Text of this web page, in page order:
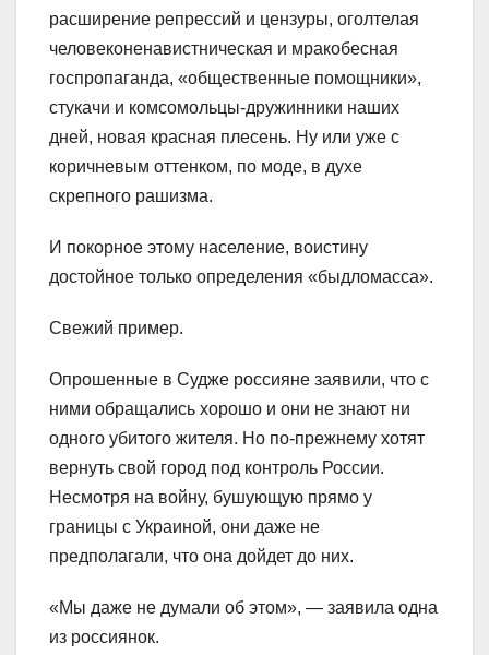
расширение репрессий и цензуры, оголтелая
человеконенавистническая и мракобесная
госпропаганда, «общественные помощники»,
стукачи и комсомольцы-дружинники наших
дней, новая красная плесень. Ну или уже с
коричневым оттенком, по моде, в духе
скрепного рашизма.
И покорное этому население, воистину
достойное только определения «быдломасса».
Свежий пример.
Опрошенные в Судже россияне заявили, что с
ними обращались хорошо и они не знают ни
одного убитого жителя. Но по-прежнему хотят
вернуть свой город под контроль России.
Несмотря на войну, бушующую прямо у
границы с Украиной, они даже не
предполагали, что она дойдет до них.
«Мы даже не думали об этом», — заявила одна
из россиянок.